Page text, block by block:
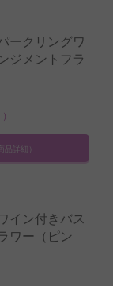
ークリングワ
ジメントフラ
品詳細）
イン付きバス
ワー（ピン